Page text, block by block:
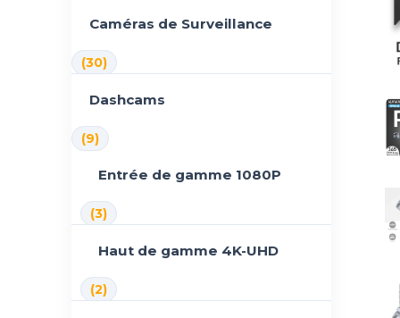
Caméras de Surveillance
(30)
Dashcams
(9)
Entrée de gamme 1080P
(3)
Haut de gamme 4K-UHD
(2)